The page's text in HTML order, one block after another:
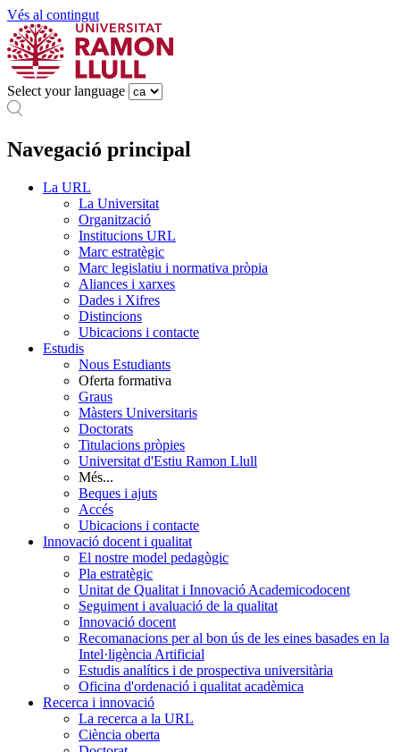
Vés al contingut
Select your language
Navegació principal
La URL
La Universitat
Organització
Institucions URL
Marc estratègic
Marc legislatiu i normativa pròpia
Aliances i xarxes
Dades i Xifres
Distincions
Ubicacions i contacte
Estudis
Nous Estudiants
Oferta formativa
Graus
Màsters Universitaris
Doctorats
Titulacions pròpies
Universitat d'Estiu Ramon Llull
Més...
Beques i ajuts
Accés
Ubicacions i contacte
Innovació docent i qualitat
El nostre model pedagògic
Pla estratègic
Unitat de Qualitat i Innovació Academicodocent
Seguiment i avaluació de la qualitat
Innovació docent
Recomanacions per al bon ús de les eines basades en la
Intel·ligència Artificial
Estudis analítics i de prospectiva universitària
Oficina d'ordenació i qualitat acadèmica
Recerca i innovació
La recerca a la URL
Ciència oberta